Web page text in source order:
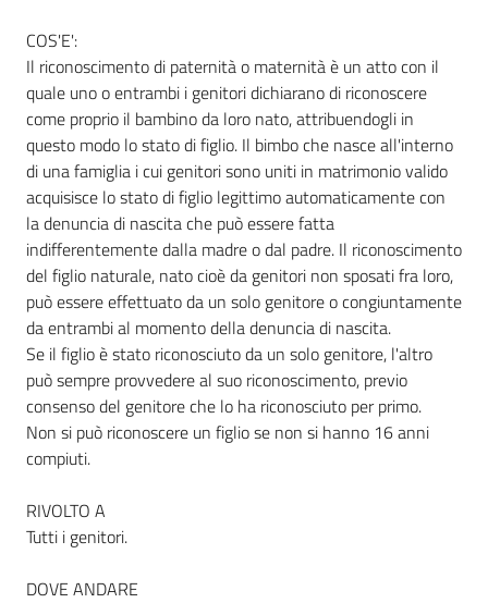
Newsletter
COS'E':
Il riconoscimento di paternità o maternità è un atto con il
quale uno o entrambi i genitori dichiarano di riconoscere
come proprio il bambino da loro nato, attribuendogli in
questo modo lo stato di figlio. Il bimbo che nasce all'interno
di una famiglia i cui genitori sono uniti in matrimonio valido
acquisisce lo stato di figlio legittimo automaticamente con
la denuncia di nascita che può essere fatta
indifferentemente dalla madre o dal padre. Il riconoscimento
del figlio naturale, nato cioè da genitori non sposati fra loro,
può essere effettuato da un solo genitore o congiuntamente
da entrambi al momento della denuncia di nascita.
Se il figlio è stato riconosciuto da un solo genitore, l'altro
può sempre provvedere al suo riconoscimento, previo
consenso del genitore che lo ha riconosciuto per primo.
Non si può riconoscere un figlio se non si hanno 16 anni
compiuti.
RIVOLTO A
Tutti i genitori.
DOVE ANDARE